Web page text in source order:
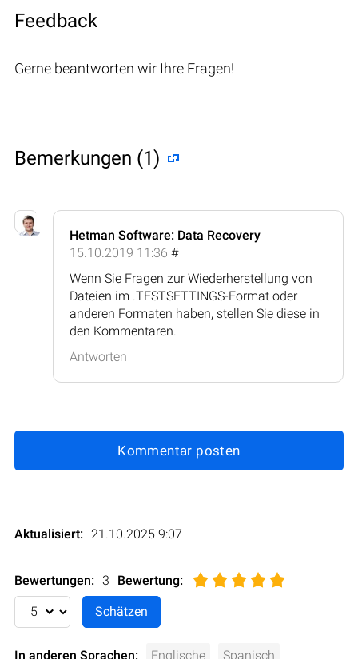
Feedback
Gerne beantworten wir Ihre Fragen!
Bemerkungen (1)
Hetman Software: Data Recovery
15.10.2019 11:36 #
Wenn Sie Fragen zur Wiederherstellung von
Dateien im .TESTSETTINGS-Format oder
anderen Formaten haben, stellen Sie diese in
den Kommentaren.
Antworten
Kommentar posten
Aktualisiert: 21.10.2025 9:07
Bewertungen: 3 Bewertung:
In anderen Sprachen: Englische Spanisch